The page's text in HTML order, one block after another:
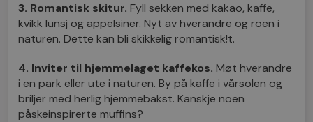
3. Romantisk skitur. Fyll sekken med kakao, kaffe,
kvikk lunsj og appelsiner. Nyt av hverandre og roen i
naturen. Dette kan bli skikkelig romantisk!t.
4. Inviter til hjemmelaget kaffekos. Møt hverandre
i en park eller ute i naturen. By på kaffe i vårsolen og
briljer med herlig hjemmebakst. Kanskje noen
påskeinspirerte muffins?